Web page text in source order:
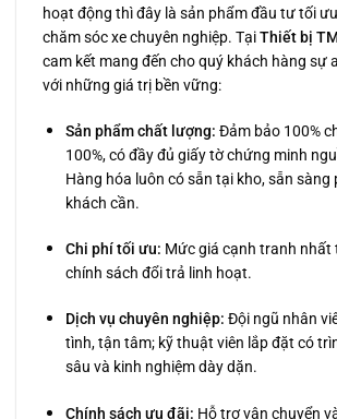
hoạt động thì đây là sản phẩm đầu tư tối
chăm sóc xe chuyên nghiệp. TạiThiết bị
cam kết mang đến cho quý khách hàng sự
với những giá trị bền vững:
Sản phẩm chất lượng: Đảm bảo 100%
100%, có đầy đủ giấy tờ chứng minh
Hàng hóa luôn có sẵn tại kho, sẵn sàng
khách cần.
Chi phí tối ưu: Mức giá cạnh tranh nhất
chính sách đổi trả linh hoạt.
Dịch vụ chuyên nghiệp: Đội ngũ nhân
tình, tận tâm; kỹ thuật viên lắp đặt có
sâu và kinh nghiệm dày dặn.
Chính sách ưu đãi: Hỗ trợ vận chuyển